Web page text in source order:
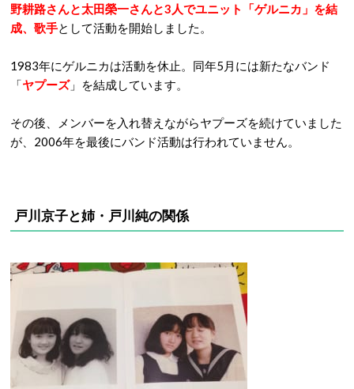
野耕路さんと太田榮一さんと3人でユニット「ゲルニカ」を結
成、歌手として活動を開始しました。
1983年にゲルニカは活動を休止。同年5月には新たなバンド
「ヤプーズ」を結成しています。
その後、メンバーを入れ替えながらヤプーズを続けていました
が、2006年を最後にバンド活動は行われていません。
戸川京子と姉・戸川純の関係